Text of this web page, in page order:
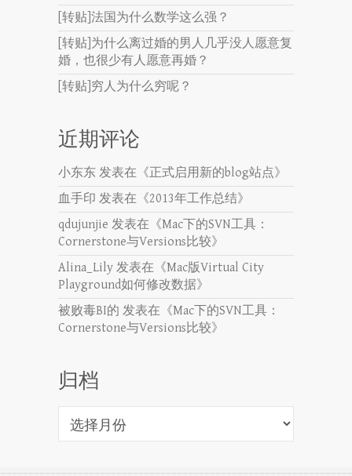
[转贴]法国为什么数学这么强？
[转贴]为什么离过婚的男人几乎没人愿意复
婚，也很少有人愿意再婚？
[转贴]穷人为什么穷呢？
近期评论
小东东 发表在《正式启用新的blog站点》
血手印 发表在《2013年工作总结》
qdujunjie 发表在《Mac下的SVN工具：
Cornerstone与Versions比较》
Alina_Lily 发表在《Mac版Virtual City
Playground如何修改数据》
被败毒BI的 发表在《Mac下的SVN工具：
Cornerstone与Versions比较》
归档